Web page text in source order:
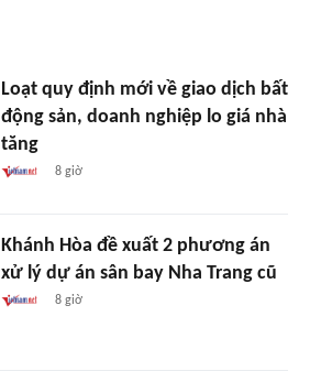
Loạt quy định mới về giao dịch bất
động sản, doanh nghiệp lo giá nhà
tăng
8 giờ
Khánh Hòa đề xuất 2 phương án
xử lý dự án sân bay Nha Trang cũ
8 giờ